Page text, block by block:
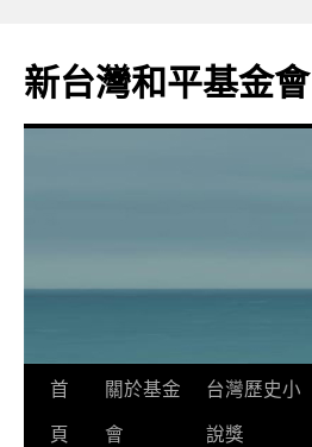
新台灣和平基金會
首
頁
關於基金
會
台灣歷史小
說獎